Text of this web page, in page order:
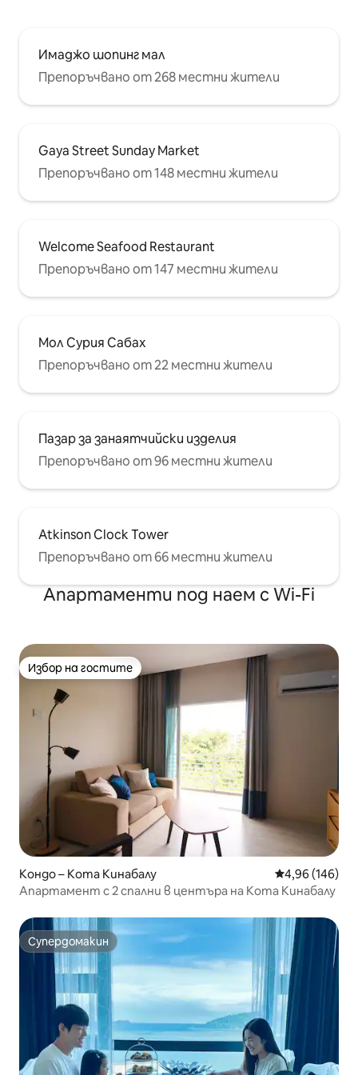
Имаджо шопинг мал
Препоръчвано от 268 местни жители
Gaya Street Sunday Market
Препоръчвано от 148 местни жители
Welcome Seafood Restaurant
Препоръчвано от 147 местни жители
Мол Сурия Сабах
Препоръчвано от 22 местни жители
Пазар за занаятчийски изделия
Препоръчвано от 96 местни жители
Atkinson Clock Tower
Препоръчвано от 66 местни жители
Апартаменти под наем с Wi-Fi
Избор на гостите
Избор на гостите
Кондо – Кота Кинабалу Средна
4,96 (146)
Апартамент с 2 спални в центъра на Кота Кинабалу
Супердомакин
Супердомакин